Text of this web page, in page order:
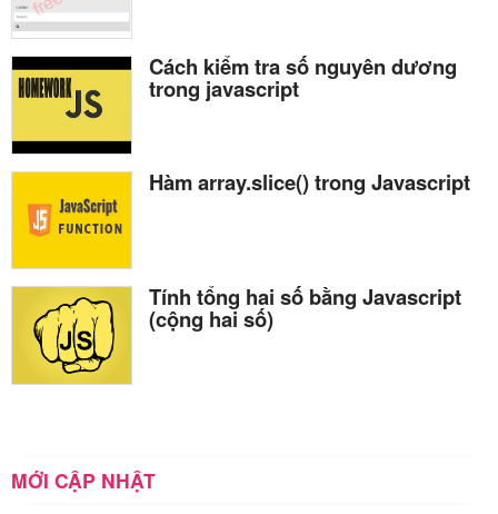
Cách kiểm tra số nguyên dương
trong javascript
Hàm array.slice() trong Javascript
Tính tổng hai số bằng Javascript
(cộng hai số)
MỚI CẬP NHẬT